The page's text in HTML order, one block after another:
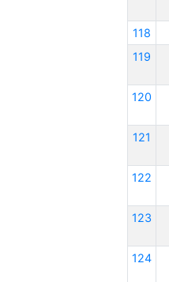
118
119
120
121
122
123
124